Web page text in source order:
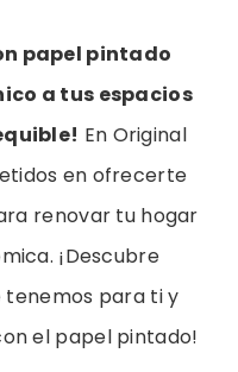
papel pintado
a tus espacios
En Original
en ofrecerte
renovar tu hogar
¡Descubre
tenemos para ti y
el papel pintado!